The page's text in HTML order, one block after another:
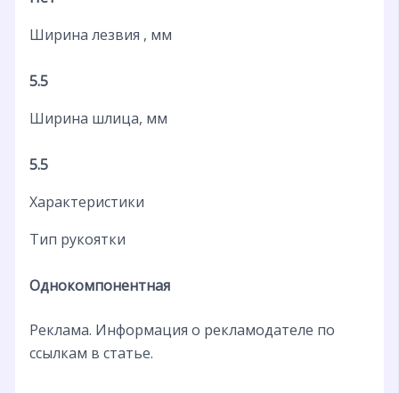
Ширина лезвия , мм
5.5
Ширина шлица, мм
5.5
Характеристики
Тип рукоятки
Однокомпонентная
Реклама. Информация о рекламодателе по
ссылкам в статье.